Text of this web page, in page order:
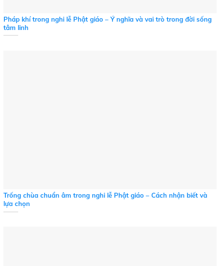
Pháp khí trong nghi lễ Phật giáo – Ý nghĩa và vai trò trong đời sống
tâm linh
Trống chùa chuẩn âm trong nghi lễ Phật giáo – Cách nhận biết và
lựa chọn